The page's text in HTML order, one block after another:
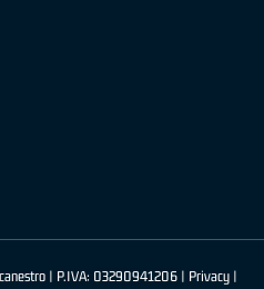
| P.IVA: 03290941206 | Privacy|